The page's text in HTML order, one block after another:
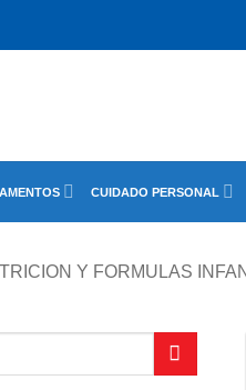
CUIDADO PERSONAL
Y FORMULAS